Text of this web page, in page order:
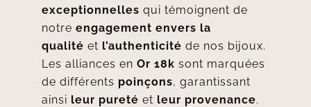
exceptionnelles qui témoignent de
notre engagement envers la
qualité et l’authenticité de nos bijoux.
Les alliances en Or 18k sont marquées
de différents poinçons, garantissant
ainsi leur pureté et leur provenance.